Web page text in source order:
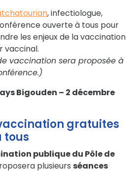
, infectiologue,
ouverte à tous pour
les enjeux de la vaccination
vaccinal.
vaccination sera proposée à
Bigouden – 2 décembre
gratuites
tous
publique du Pôle de
plusieurs séances